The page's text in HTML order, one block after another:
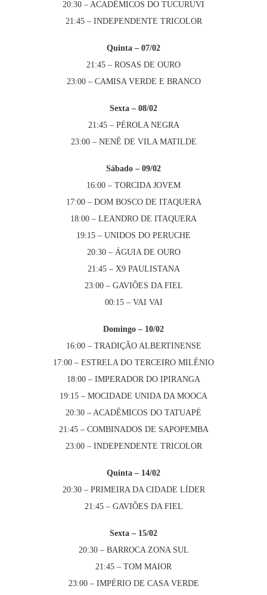
20:30 – ACADÊMICOS DO TUCURUVI
21:45 – INDEPENDENTE TRICOLOR
Quinta – 07/02
21:45 – ROSAS DE OURO
23:00 – CAMISA VERDE E BRANCO
Sexta – 08/02
21:45 – PÉROLA NEGRA
23:00 – NENÊ DE VILA MATILDE
Sábado – 09/02
16:00 – TORCIDA JOVEM
17:00 – DOM BOSCO DE ITAQUERA
18:00 – LEANDRO DE ITAQUERA
19:15 – UNIDOS DO PERUCHE
20:30 – ÁGUIA DE OURO
21:45 – X9 PAULISTANA
23:00 – GAVIÕES DA FIEL
00:15 – VAI VAI
Domingo – 10/02
16:00 – TRADIÇÃO ALBERTINENSE
17:00 – ESTRELA DO TERCEIRO MILÊNIO
18:00 – IMPERADOR DO IPIRANGA
19:15 – MOCIDADE UNIDA DA MOOCA
20:30 – ACADÊMICOS DO TATUAPÉ
21:45 – COMBINADOS DE SAPOPEMBA
23:00 – INDEPENDENTE TRICOLOR
Quinta – 14/02
20:30 – PRIMEIRA DA CIDADE LÍDER
21:45 – GAVIÕES DA FIEL
Sexta – 15/02
20:30 – BARROCA ZONA SUL
21:45 – TOM MAIOR
23:00 – IMPÉRIO DE CASA VERDE